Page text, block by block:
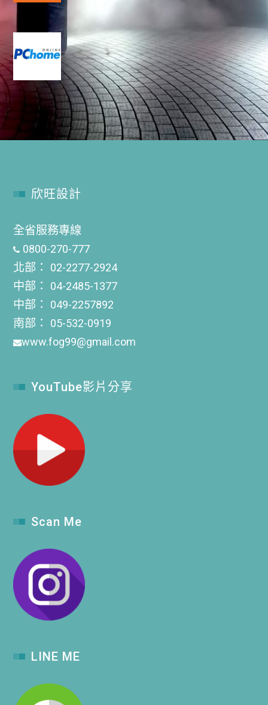
欣旺設計
全省服務專線
0800-270-777
北部： 02-2277-2924
中部： 04-2485-1377
中部： 049-2257892
南部： 05-532-0919
www.fog99@gmail.com
YouTube影片分享
Scan Me
LINE ME